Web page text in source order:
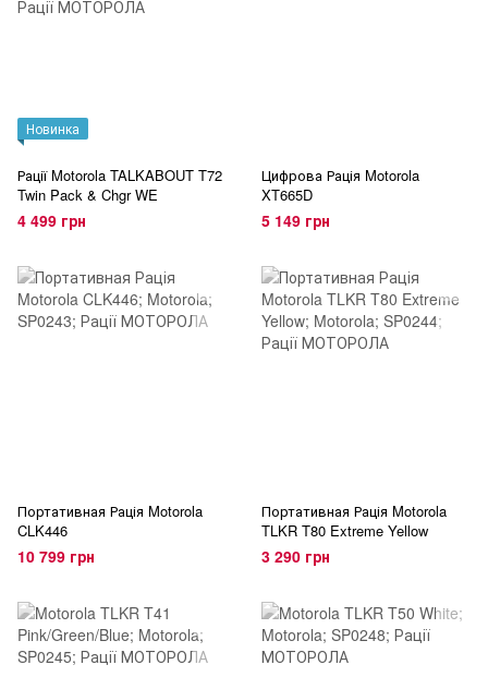
Новинка
Рації Motorola TALKABOUT T72
Twin Pack & Chgr WE
4 499 грн
Цифрова Рація Motorola
XT665D
5 149 грн
Портативная Рація Motorola
CLK446
10 799 грн
Портативная Рація Motorola
TLKR T80 Extreme Yellow
3 290 грн